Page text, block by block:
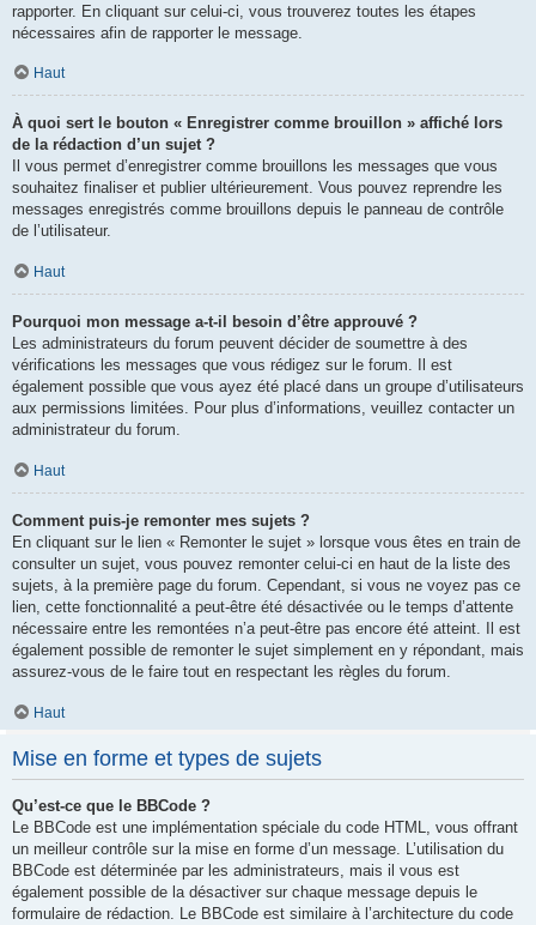
rapporter. En cliquant sur celui-ci, vous trouverez toutes les étapes
nécessaires afin de rapporter le message.
Haut
À quoi sert le bouton « Enregistrer comme brouillon » affiché lors
de la rédaction d’un sujet ?
Il vous permet d’enregistrer comme brouillons les messages que vous
souhaitez finaliser et publier ultérieurement. Vous pouvez reprendre les
messages enregistrés comme brouillons depuis le panneau de contrôle
de l’utilisateur.
Haut
Pourquoi mon message a-t-il besoin d’être approuvé ?
Les administrateurs du forum peuvent décider de soumettre à des
vérifications les messages que vous rédigez sur le forum. Il est
également possible que vous ayez été placé dans un groupe d’utilisateurs
aux permissions limitées. Pour plus d’informations, veuillez contacter un
administrateur du forum.
Haut
Comment puis-je remonter mes sujets ?
En cliquant sur le lien « Remonter le sujet » lorsque vous êtes en train de
consulter un sujet, vous pouvez remonter celui-ci en haut de la liste des
sujets, à la première page du forum. Cependant, si vous ne voyez pas ce
lien, cette fonctionnalité a peut-être été désactivée ou le temps d’attente
nécessaire entre les remontées n’a peut-être pas encore été atteint. Il est
également possible de remonter le sujet simplement en y répondant, mais
assurez-vous de le faire tout en respectant les règles du forum.
Haut
Mise en forme et types de sujets
Qu’est-ce que le BBCode ?
Le BBCode est une implémentation spéciale du code HTML, vous offrant
un meilleur contrôle sur la mise en forme d’un message. L’utilisation du
BBCode est déterminée par les administrateurs, mais il vous est
également possible de la désactiver sur chaque message depuis le
formulaire de rédaction. Le BBCode est similaire à l’architecture du code